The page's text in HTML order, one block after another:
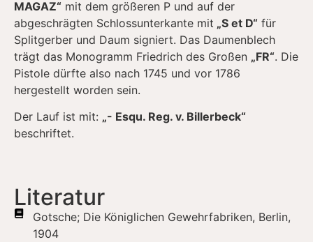
MAGAZ“ mit dem größeren P und auf der
abgeschrägten Schlossunterkante mit „S et D“ für
Splitgerber und Daum signiert. Das Daumenblech
trägt das Monogramm Friedrich des Großen „FR“. Die
Pistole dürfte also nach 1745 und vor 1786
hergestellt worden sein.
Der Lauf ist mit: „- Esqu. Reg. v. Billerbeck“
beschriftet.
Literatur
Gotsche; Die Königlichen Gewehrfabriken, Berlin,
1904